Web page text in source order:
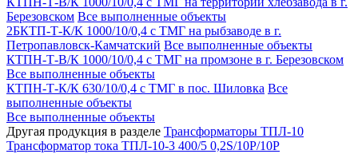
Березовском Все выполненные объекты
2БКТП-Т-К/К 1000/10/0,4 с ТМГ на рыбзаводе в г.
Петропавловск-Камчатский Все выполненные объекты
КТПН-Т-В/К 1000/10/0,4 с ТМГ на промзоне в г. Березовском
Все выполненные объекты
КТПН-Т-К/К 630/10/0,4 с ТМГ в пос. Шиловка Все
выполненные объекты
Все выполненные объекты
Другая продукция в разделе Трансформаторы ТПЛ-10
Трансформатор тока ТПЛ-10-3 400/5 0,2S/10Р/10Р